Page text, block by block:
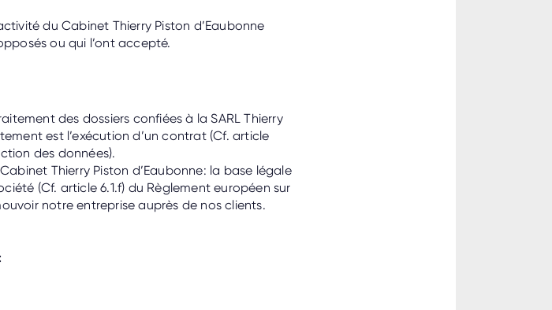
du Cabinet Thierry Piston d’Eaubonne
ou qui l’ont accepté.
des dossiers confiées à la SARL Thierry
est l’exécution d’un contrat (Cf. article
des données).
Thierry Piston d’Eaubonne: la base légale
(Cf. article 6.1.f) du Règlement européen sur
notre entreprise auprès de nos clients.